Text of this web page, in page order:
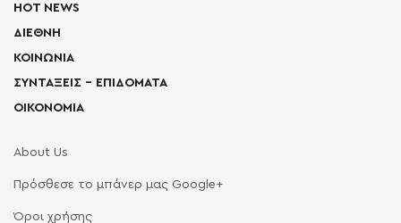
HOT NEWS
ΔΙΕΘΝΗ
ΚΟΙΝΩΝΙΑ
ΣΥΝΤΑΞΕΙΣ – ΕΠΙΔΟΜΑΤΑ
ΟΙΚΟΝΟΜΙΑ
About Us
Πρόσθεσε το μπάνερ μας Google+
Όροι χρήσης